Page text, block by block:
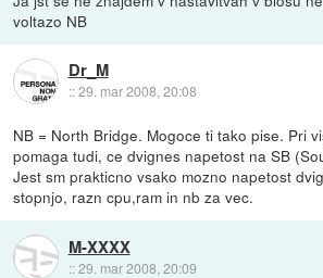
voltazo NB
Dr_M
::29. mar 2008, 20:08
NB = North Bridge. Mogoce ti tako pise. Pri
pomaga tudi, ce dvignes napetost na SB
Jest sm prakticno vsako mozno napetost
stopnjo, razn cpu,ram in nb za vec.
M-XXXX
::29. mar 2008, 20:09